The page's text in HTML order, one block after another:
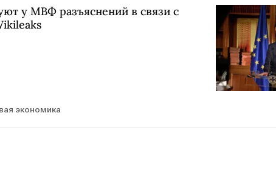
у МВФ разъяснений в связи с
экономика